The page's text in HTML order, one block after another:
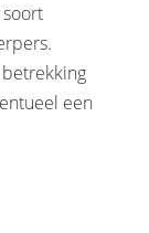
een